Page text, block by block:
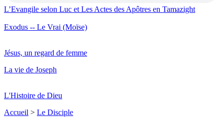
L’Evangile selon Luc et Les Actes des Apôtres en Tamazight
Exodus -- Le Vrai (Moïse)
Jésus, un regard de femme
La vie de Joseph
L'Histoire de Dieu
Accueil > Le Disciple